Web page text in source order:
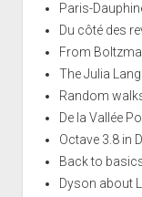
Paris-
Du côté des
From
The Julia
Random
De la Vallée
Octave 3.8 in
Back to
Dyson about